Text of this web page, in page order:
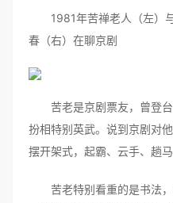
1981年苦禅老人（左）与
春（右）在聊京剧
苦老是京剧票友，曾登台
扮相特别英武。说到京剧对
摆开架式，起霸、云手、趟
苦老特别看重的是书法，